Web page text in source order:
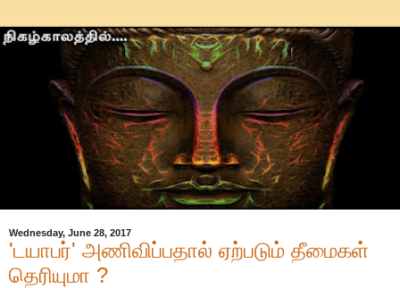
Wednesday, June 28, 2017
'டயாபர்' அணிவிப்பதால் ஏற்படும் தீமைகள்
தெரியுமா ?